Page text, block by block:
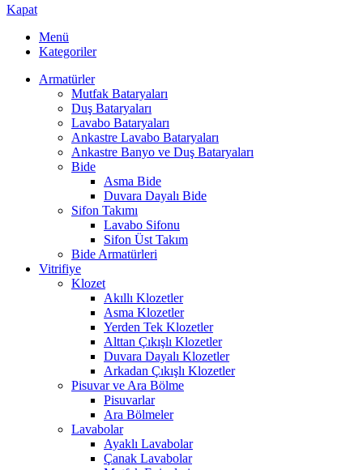
Kapat
Menü
Kategoriler
Armatürler
Mutfak Bataryaları
Duş Bataryaları
Lavabo Bataryaları
Ankastre Lavabo Bataryaları
Ankastre Banyo ve Duş Bataryaları
Bide
Asma Bide
Duvara Dayalı Bide
Sifon Takımı
Lavabo Sifonu
Sifon Üst Takım
Bide Armatürleri
Vitrifiye
Klozet
Akıllı Klozetler
Asma Klozetler
Yerden Tek Klozetler
Alttan Çıkışlı Klozetler
Duvara Dayalı Klozetler
Arkadan Çıkışlı Klozetler
Pisuvar ve Ara Bölme
Pisuvarlar
Ara Bölmeler
Lavabolar
Ayaklı Lavabolar
Çanak Lavabolar